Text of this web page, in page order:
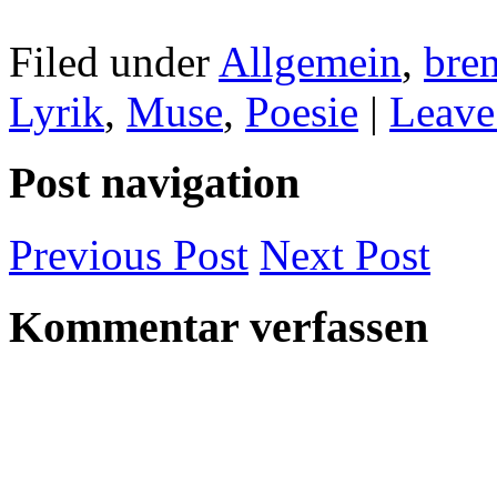
Filed under Allgemein,
Lyrik, Muse, Poesie |
Post navigation
Previous Post Next Post
Kommentar verfassen